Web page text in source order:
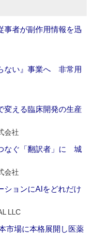
事者が副作用情報を迅
ない』事業へ 非常用
変える臨床開発の生産
会社
なぐ「翻訳者」に 城
会社
ションにAIをどれだけ
LLC
市場に本格展開し医薬